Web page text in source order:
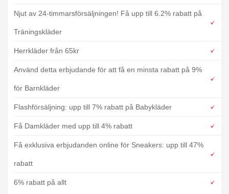
Njut av 24-timmarsförsäljningen! Få upp till 6.2% rabatt på
Träningskläder
Herrkläder från 65kr
Använd detta erbjudande för att få en minsta rabatt på 9%
för Barnkläder
Flashförsäljning: upp till 7% rabatt på Babykläder
Få Damkläder med upp till 4% rabatt
Få exklusiva erbjudanden online för Sneakers: upp till 47%
rabatt
6% rabatt på allt